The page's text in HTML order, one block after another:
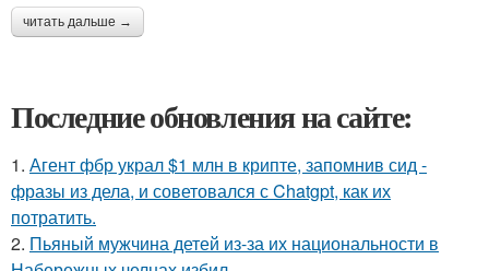
читать дальше →
Последние обновления на сайте:
1. Агент фбр украл $1 млн в крипте, запомнив сид -
фразы из дела, и советовался с Chatgpt, как их
потратить.
2. Пьяный мужчина детей из-за их национальности в